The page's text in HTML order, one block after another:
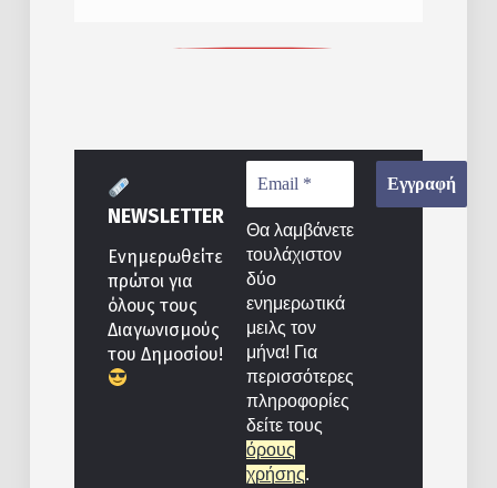
NEWSLETTER
Ενημερωθείτε
πρώτοι για
όλους τους
Διαγωνισμούς
του Δημοσίου!
Θα λαμβάνετε
τουλάχιστον
δύο
ενημερωτικά
μειλς τον
μήνα! Για
περισσότερες
πληροφορίες
δείτε τους
όρους
χρήσης.